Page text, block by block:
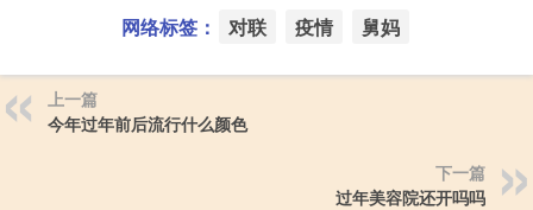
网络标签： 对联 疫情 舅妈
上一篇
今年过年前后流行什么颜色
下一篇
过年美容院还开吗吗